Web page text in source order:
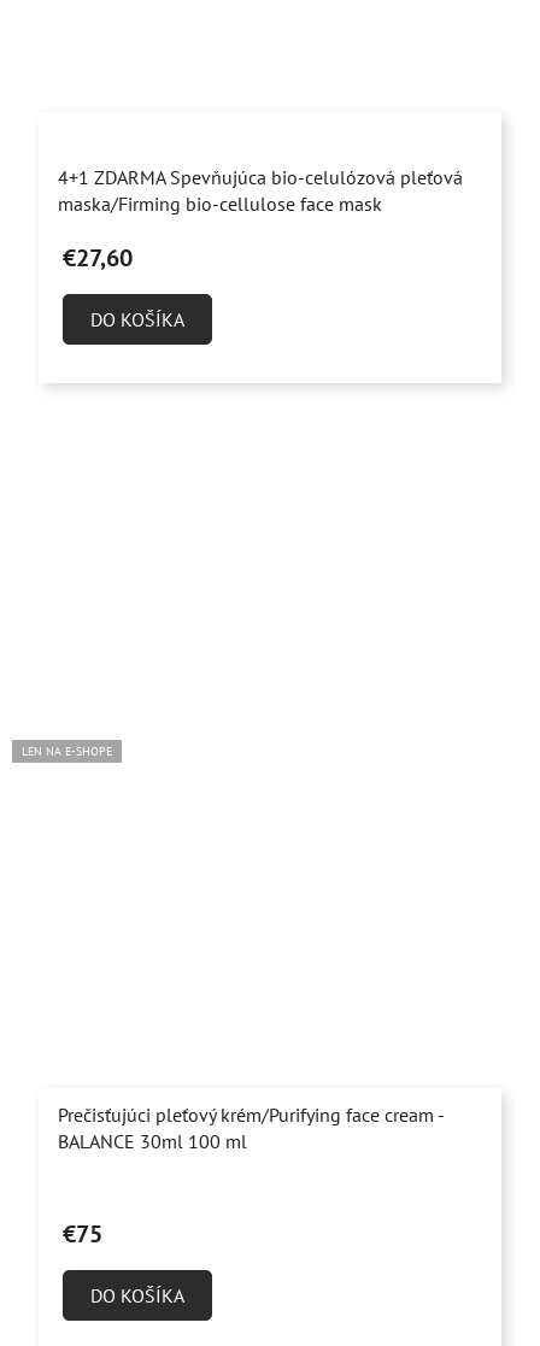
4+1 ZDARMA Spevňujúca bio-celulózová pleťová
maska/Firming bio-cellulose face mask
€27,60
DO KOŠÍKA
LEN NA E-SHOPE
Prečisťujúci pleťový krém/Purifying face cream -
BALANCE 30ml 100 ml
hodnotenie
4,8
€75
DO KOŠÍKA